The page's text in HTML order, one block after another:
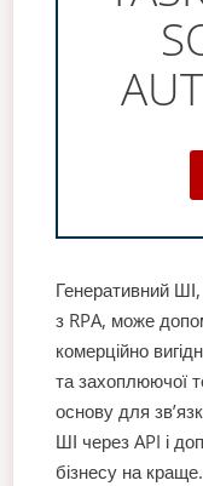
Генеративний
з RPA, може
комерційно
та захоплюючої
основу для
ШІ через API і
бізнесу на краще.